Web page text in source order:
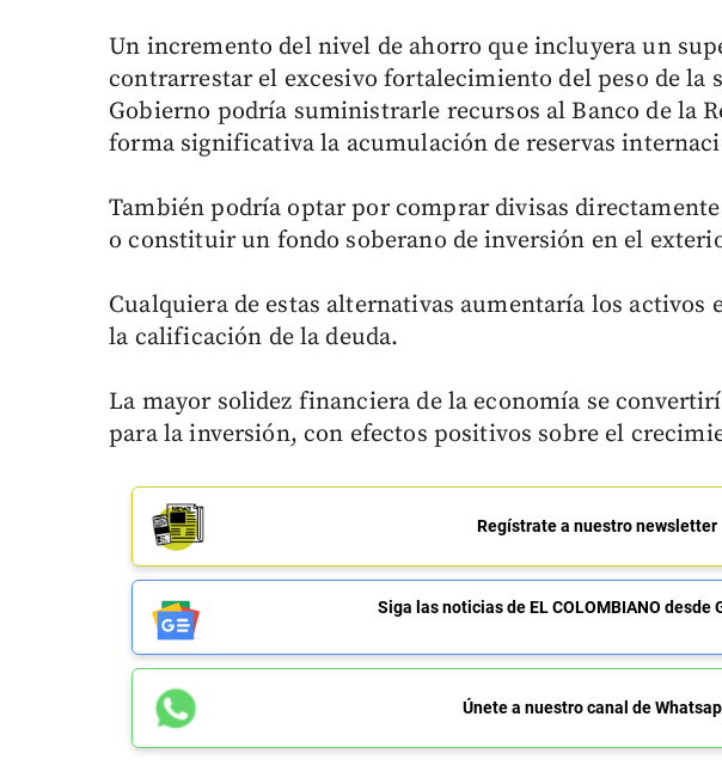
Un incremento del nivel de ahorro que incluyera un
contrarrestar el excesivo fortalecimiento del peso de la
Gobierno podría suministrarle recursos al Banco de la
forma significativa la acumulación de reservas
También podría optar por comprar divisas
o constituir un fondo soberano de inversión en el
Cualquiera de estas alternativas aumentaría los activos
la calificación de la deuda.
La mayor solidez financiera de la economía se
para la inversión, con efectos positivos sobre el
Regístrate a nuestro newsletter
Siga las noticias de EL COLOMBIANO desde
Únete a nuestro canal de